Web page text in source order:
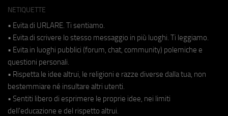
NETIQUETTE
• Evita di URLARE. Ti sentiamo.
• Evita di scrivere lo stesso messaggio in più luoghi. Ti leggiamo.
• Evita in luoghi pubblici (forum, chat, community) polemiche e
questioni personali.
• Rispetta le idee altrui, le religioni e razze diverse dalla tua, non
bestemmiare né insultare altri utenti.
• Sentiti libero di esprimere le proprie idee, nei limiti
dell'educazione e del rispetto altrui.